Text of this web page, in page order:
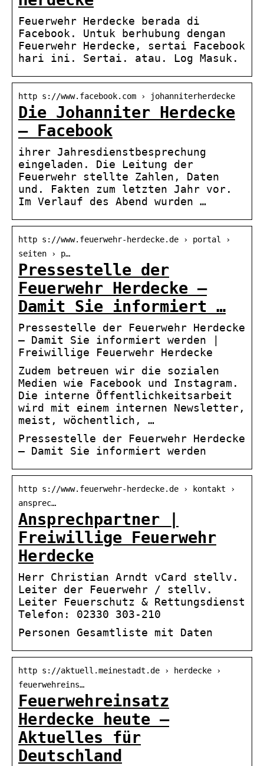
Feuerwehr Herdecke berada di
Facebook. Untuk berhubung dengan
Feuerwehr Herdecke, sertai Facebook
hari ini. Sertai. atau. Log Masuk.
http s://www.facebook.com › johanniterherdecke
Die Johanniter Herdecke
– Facebook
ihrer Jahresdienstbesprechung
eingeladen. Die Leitung der
Feuerwehr stellte Zahlen, Daten
und. Fakten zum letzten Jahr vor.
Im Verlauf des Abend wurden …
http s://www.feuerwehr-herdecke.de › portal ›
seiten › p…
Pressestelle der
Feuerwehr Herdecke –
Damit Sie informiert …
Pressestelle der Feuerwehr Herdecke
– Damit Sie informiert werden |
Freiwillige Feuerwehr Herdecke
Zudem betreuen wir die sozialen
Medien wie Facebook und Instagram.
Die interne Öffentlichkeitsarbeit
wird mit einem internen Newsletter,
meist, wöchentlich, …
Pressestelle der Feuerwehr Herdecke
– Damit Sie informiert werden
http s://www.feuerwehr-herdecke.de › kontakt ›
ansprec…
Ansprechpartner |
Freiwillige Feuerwehr
Herdecke
Herr Christian Arndt vCard stellv.
Leiter der Feuerwehr / stellv.
Leiter Feuerschutz & Rettungsdienst
Telefon: 02330 303-210
Personen Gesamtliste mit Daten
http s://aktuell.meinestadt.de › herdecke ›
feuerwehreins…
Feuerwehreinsatz
Herdecke heute –
Aktuelles für
Deutschland